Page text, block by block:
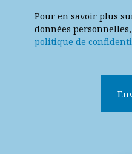
Pour en savoir plus
données
politique de